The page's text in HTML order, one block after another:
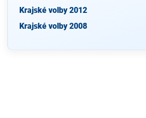
Krajské volby 2012
Krajské volby 2008